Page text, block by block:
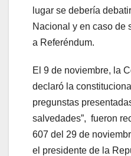
lugar se debería
Nacional y en caso de
a Referéndum.
El 9 de noviembre, la
declaró la
pregunstas
salvedades”, fueron
607 del 29 de
el presidente de la